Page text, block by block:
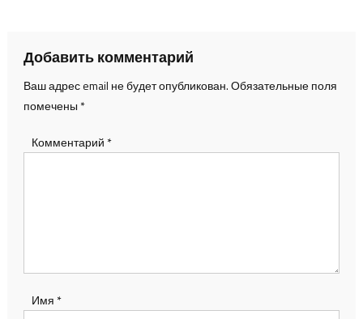
Добавить комментарий
Ваш адрес email не будет опубликован.Обязательные поля
помечены *
Комментарий *
Имя *